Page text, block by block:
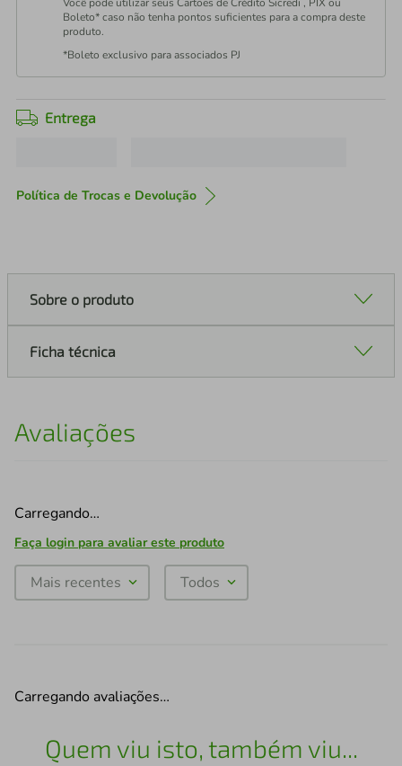
Boleto* caso não tenha pontos suficientes para a compra deste
produto.
*Boleto exclusivo para associados PJ
Entrega
Política de Trocas e Devolução
Sobre o produto
Ficha técnica
Avaliações
Carregando…
Faça login para avaliar este produto
Mais recentes Todos
Carregando avaliações…
Quem viu isto, também viu...